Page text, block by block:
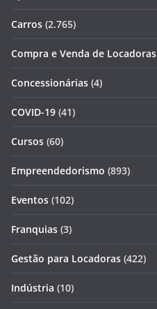
Carros (2.765)
Compra e Venda de Locadoras
Concessionárias (4)
COVID-19 (41)
Cursos (60)
Empreendedorismo (893)
Eventos (102)
Franquias (3)
Gestão para Locadoras (422)
Indústria (10)